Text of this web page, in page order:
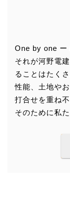
One by one ー
それが河野電
ることはたく
性能、土地や
打合せを重ね
そのために私
お客さまから
連絡や業務の
子メールや資